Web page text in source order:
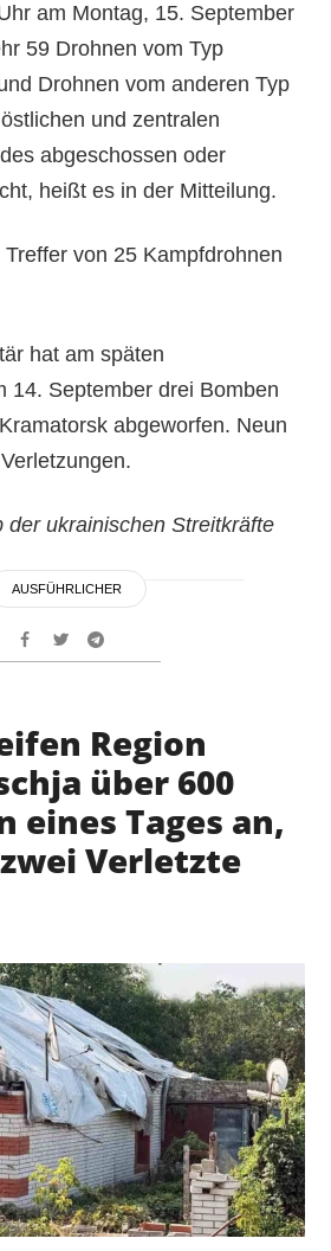
am Montag, 15. September
59 Drohnen vom Typ
Drohnen vom anderen Typ
und zentralen
abgeschossen oder
heißt es in der Mitteilung.
von 25 Kampfdrohnen
hat am späten
14. September drei Bomben
abgeworfen. Neun
der ukrainischen Streitkräfte
AUSFÜHRLICHER
Region
über 600
eines Tages an,
Verletzte